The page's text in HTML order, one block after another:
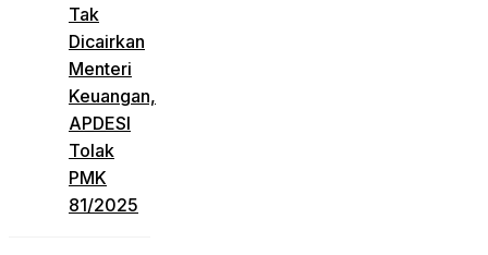
Tak
Dicairkan
Menteri
Keuangan,
APDESI
Tolak
PMK
81/2025